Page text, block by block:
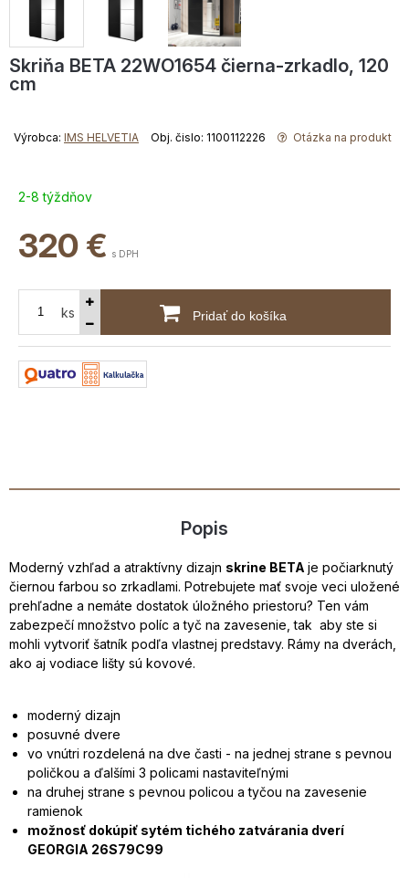
Skriňa BETA 22WO1654 čierna-zrkadlo, 120
cm
Výrobca: IMS HELVETIA Obj. čislo: 1100112226 Otázka na produkt
2-8 týždňov
320 € s DPH
ks Pridať do košíka
Popis
Moderný vzhľad a atraktívny dizajn skrine BETA je počiarknutý
čiernou farbou so zrkadlami. Potrebujete mať svoje veci uložené
prehľadne a nemáte dostatok úložného priestoru? Ten vám
zabezpečí množstvo políc a tyč na zavesenie, tak aby ste si
mohli vytvoriť šatník podľa vlastnej predstavy. Rámy na dverách,
ako aj vodiace lišty sú kovové.
moderný dizajn
posuvné dvere
vo vnútri rozdelená na dve časti - na jednej strane s pevnou
poličkou a ďalšími 3 policami nastaviteľnými
na druhej strane s pevnou policou a tyčou na zavesenie
ramienok
možnosť dokúpiť sytém tichého zatvárania dverí
GEORGIA 26S79C99